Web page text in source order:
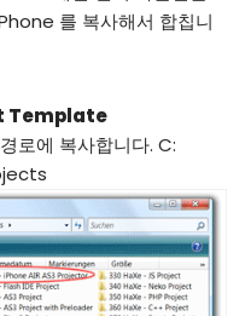
를 복사해서 합칩니
Template
로에 복사합니다. C: